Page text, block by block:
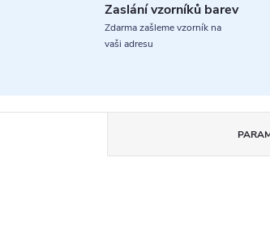
Zaslání vzorníků barev
Zdarma zašleme vzorník na
vaši adresu